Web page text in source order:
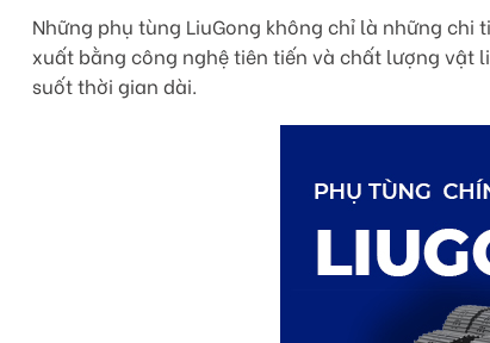
Những phụ tùng LiuGong không chỉ là những
xuất bằng công nghệ tiên tiến và chất lượng vật
suốt thời gian dài.